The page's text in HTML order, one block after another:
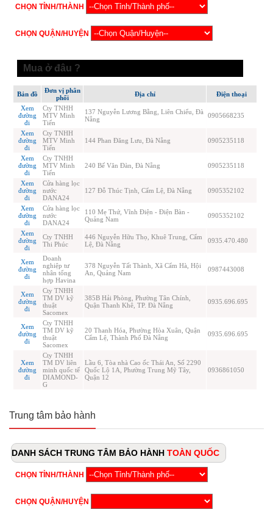
Trung tâm bảo hành